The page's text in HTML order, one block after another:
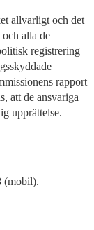
allvarligt och det
alla de
registrering
rapport
att de ansvariga
upprättelse.
(mobil).